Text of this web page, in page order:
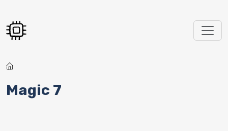
Magic 7